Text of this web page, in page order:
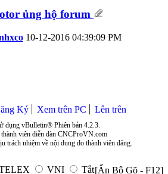
ủng hộ forum
10-12-2016 04:39:09 PM
Ký Xem trên PC Lên trên
dụng vBulletin® Phiên bản 4.2.3.
viên diễn đàn CNCProVN.com
trách nhiệm về nội dung do thành viên đăng.
VNI Tắt[Ẩn Bộ Gõ - F12]